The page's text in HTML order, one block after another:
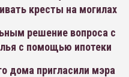
кресты на могилах
решение вопроса с
с помощью ипотеки
дома пригласили мэра